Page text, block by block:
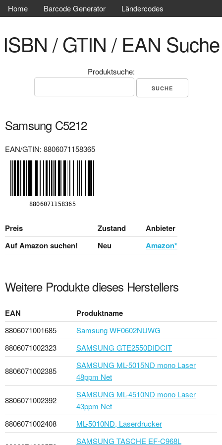
Home Barcode Generator Ländercodes
ISBN / GTIN / EAN Suche
Produktsuche:
Samsung C5212
EAN/GTIN: 8806071158365
Preis Zustand
Anbieter
Auf Amazon suchen!
Neu Amazon*
Weitere Produkte dieses Herstellers
EAN Produktname
8806071001685
Samsung WF0602NUWG
8806071002323
SAMSUNG GTE2550DIDCIT
8806071002385
SAMSUNG ML-5015ND mono Laser
48ppm Net
8806071002392
SAMSUNG ML-4510ND mono Laser
43ppm Net
8806071002408
ML-5010ND, Laserdrucker
SAMSUNG TASCHE EF-C968L